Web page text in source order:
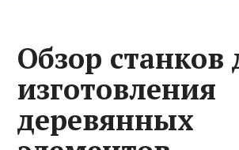
Обзор станков
изготовления
деревянных